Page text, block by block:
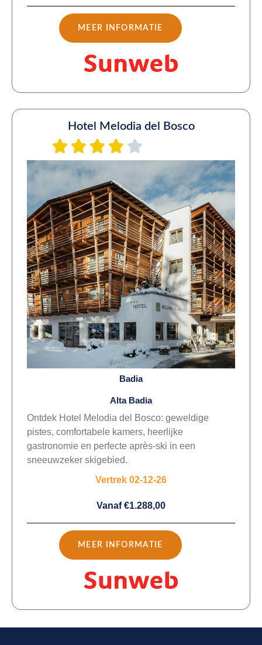
MEER INFORMATIE
Hotel Melodia del Bosco
Badia
Alta Badia
Ontdek Hotel Melodia del Bosco: geweldige
pistes, comfortabele kamers, heerlijke
gastronomie en perfecte après-ski in een
sneeuwzeker skigebied.
Vertrek 02-12-26
Vanaf €1.288,00
MEER INFORMATIE